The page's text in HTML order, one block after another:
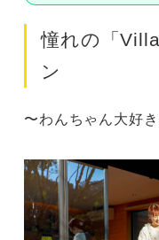
憧れの「
ン
〜わんちゃん大好